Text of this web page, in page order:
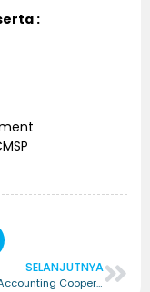
:
SELANJUTNYA
Financial Accounting Cooperative – Certified Financial Accounting Cooperative (CFAC)